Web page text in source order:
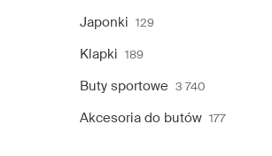
Japonki 129
Klapki 189
Buty sportowe 3 740
Akcesoria do butów 177